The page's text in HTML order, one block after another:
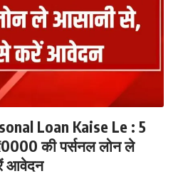
Loan Kaise Le : 5
की पर्सनल लोन ले
आवेदन